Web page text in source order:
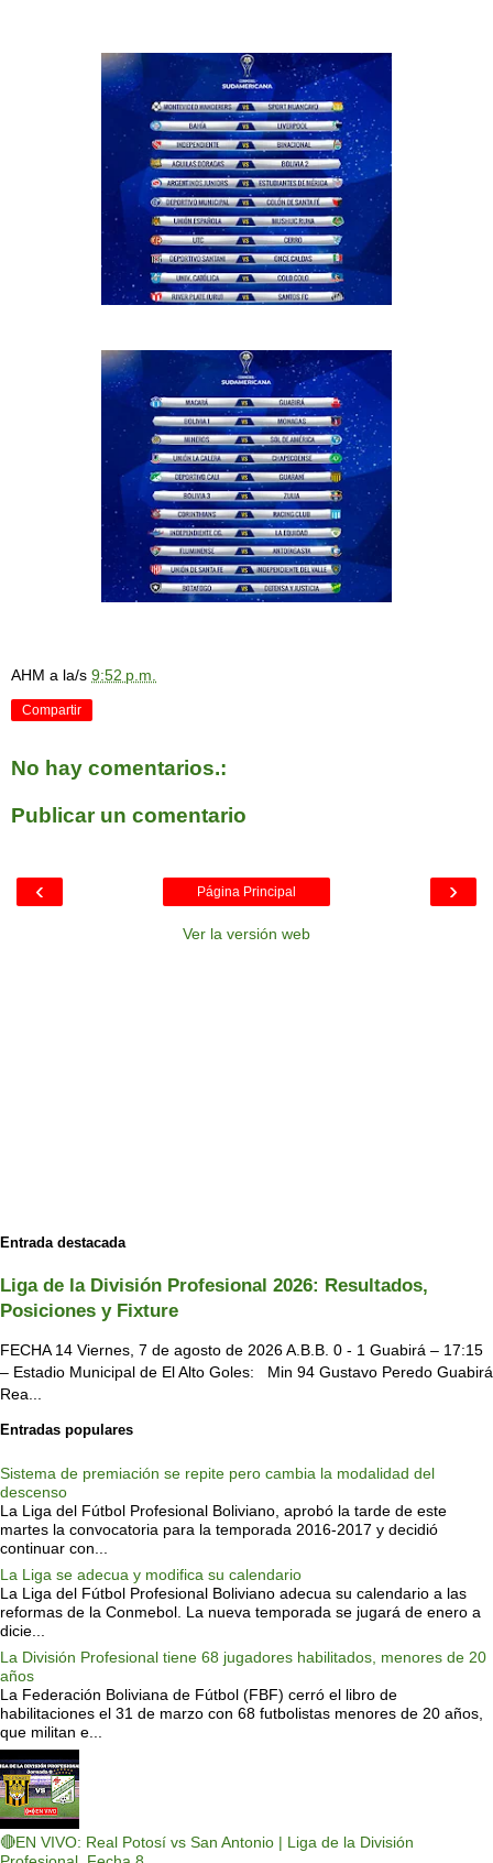
AHM a la/s 9:52 p.m.
Compartir
No hay comentarios.:
Publicar un comentario
‹ ›
Página Principal
Ver la versión web
Entrada destacada
Liga de la División Profesional 2026: Resultados,
Posiciones y Fixture
FECHA 14 Viernes, 7 de agosto de 2026 A.B.B. 0 - 1 Guabirá – 17:15
– Estadio Municipal de El Alto Goles: Min 94 Gustavo Peredo Guabirá
Rea...
Entradas populares
Sistema de premiación se repite pero cambia la modalidad del
descenso
La Liga del Fútbol Profesional Boliviano, aprobó la tarde de este
martes la convocatoria para la temporada 2016-2017 y decidió
continuar con...
La Liga se adecua y modifica su calendario
La Liga del Fútbol Profesional Boliviano adecua su calendario a las
reformas de la Conmebol. La nueva temporada se jugará de enero a
dicie...
La División Profesional tiene 68 jugadores habilitados, menores de 20
años
La Federación Boliviana de Fútbol (FBF) cerró el libro de
habilitaciones el 31 de marzo con 68 futbolistas menores de 20 años,
que militan e...
🔴EN VIVO: Real Potosí vs San Antonio | Liga de la División